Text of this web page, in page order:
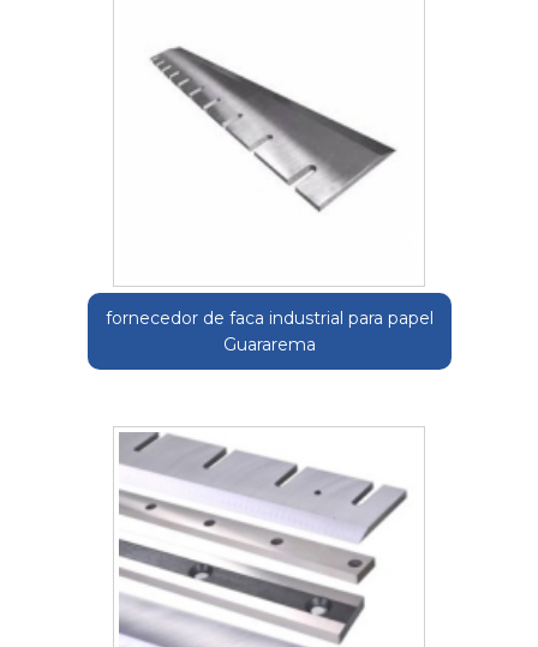
fornecedor de faca industrial para papel
Guararema